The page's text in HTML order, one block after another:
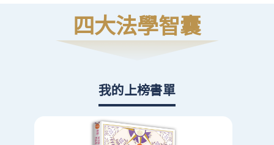
四大法學智囊
我的上榜書單